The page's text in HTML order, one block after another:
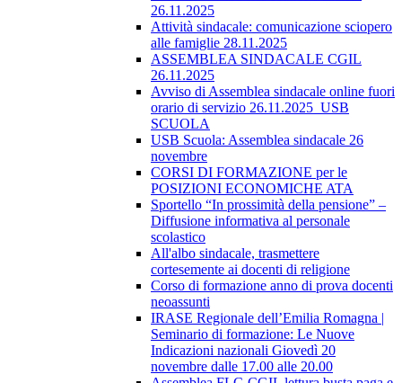
26.11.2025
Attività sindacale: comunicazione sciopero
alle famiglie 28.11.2025
ASSEMBLEA SINDACALE CGIL
26.11.2025
Avviso di Assemblea sindacale online fuori
orario di servizio 26.11.2025_USB
SCUOLA
USB Scuola: Assemblea sindacale 26
novembre
CORSI DI FORMAZIONE per le
POSIZIONI ECONOMICHE ATA
Sportello “In prossimità della pensione” –
Diffusione informativa al personale
scolastico
All'albo sindacale, trasmettere
cortesemente ai docenti di religione
Corso di formazione anno di prova docenti
neoassunti
IRASE Regionale dell’Emilia Romagna |
Seminario di formazione: Le Nuove
Indicazioni nazionali Giovedì 20
novembre dalle 17.00 alle 20.00